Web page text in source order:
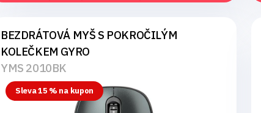
BEZDRÁTOVÁ MYŠ S POKROČILÝM
KOLEČKEM GYRO
YMS 2010BK
Sleva 15 % na kupon